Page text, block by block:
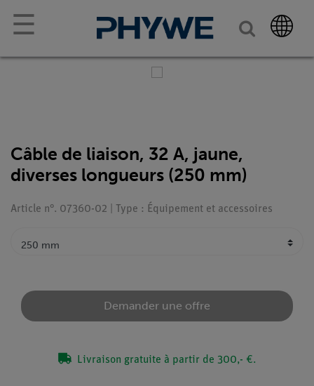
☰
Câble de liaison, 32 A, jaune,
diverses longueurs (250 mm)
Article n°. 07360-02 | Type : Équipement et accessoires
Demander une offre
Livraison gratuite à partir de 300,- €.